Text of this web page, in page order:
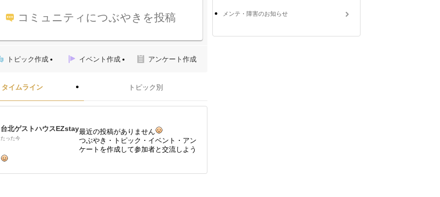
コミュニティにつぶやきを投稿
トピック作成 イベント作成 アンケート作成
タイムライン トピック別
台北ゲストハウスEZstay
たった今
最近の投稿がありません
つぶやき・トピック・イベント・アン
ケートを作成して参加者と交流しよう
メンテ・障害のお知らせ